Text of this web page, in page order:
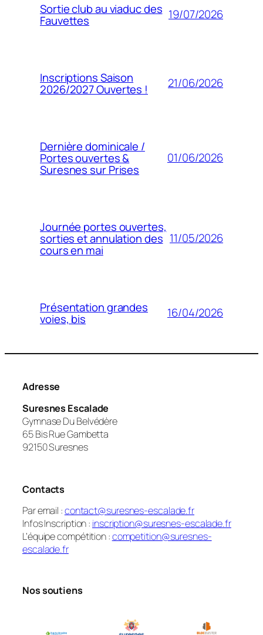
Sortie club au viaduc des
Fauvettes 19/07/2026
Inscriptions Saison
2026/2027 Ouvertes ! 21/06/2026
Dernière dominicale /
Portes ouvertes &
Suresnes sur Prises
01/06/2026
Journée portes ouvertes,
sorties et annulation des
cours en mai
11/05/2026
Présentation grandes
voies, bis 16/04/2026
Adresse
Suresnes Escalade
Gymnase Du Belvédère
65 Bis Rue Gambetta
92150 Suresnes
Contacts
Par email :contact@suresnes-escalade.fr
Infos Inscription : inscription@suresnes-escalade.fr
L’équipe compétition :competition@suresnes-
escalade.fr
Nos soutiens